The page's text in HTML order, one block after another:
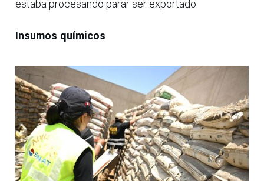
estaba procesando parar ser exportado.
Insumos químicos